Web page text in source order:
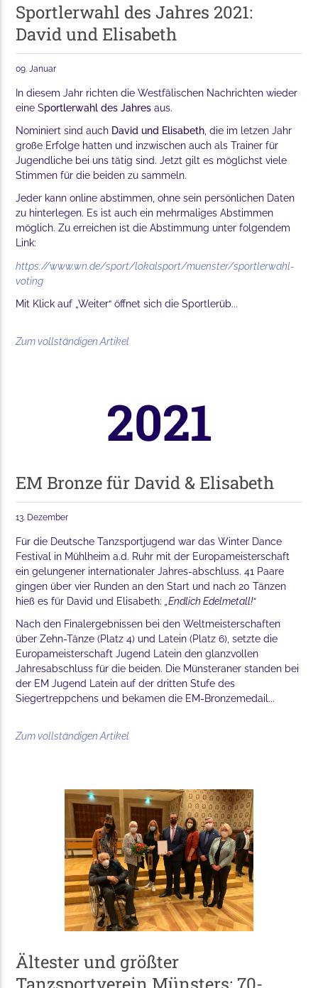
Sportlerwahl des Jahres 2021:
David und Elisabeth
09. Januar
In diesem Jahr richten die Westfälischen Nachrichten wieder
eine Sportlerwahl des Jahres aus.
Nominiert sind auch David und Elisabeth , die im letzen Jahr
große Erfolge hatten und inzwischen auch als Trainer für
Jugendliche bei uns tätig sind. Jetzt gilt es möglichst viele
Stimmen für die beiden zu sammeln.
Jeder kann online abstimmen, ohne sein persönlichen Daten
zu hinterlegen. Es ist auch ein mehrmaliges Abstimmen
möglich. Zu erreichen ist die Abstimmung unter folgendem
Link:
https://www.wn.de/sport/lokalsport/muenster/sportlerwahl-
voting
Mit Klick auf „Weiter“ öffnet sich die Sportlerüb...
Zum vollständigen Artikel
2021
EM Bronze für David & Elisabeth
13. Dezember
Für die Deutsche Tanzsportjugend war das Winter Dance
Festival in Mühlheim a.d. Ruhr mit der Europameisterschaft
ein gelungener internationaler Jahres-abschluss. 41 Paare
gingen über vier Runden an den Start und nach 20 Tänzen
hieß es für David und Elisabeth:
„Endlich Edelmetall!“
Nach den Finalergebnissen bei den Weltmeisterschaften
über Zehn-Tänze (Platz 4) und Latein (Platz 6), setzte die
Europameisterschaft Jugend Latein den glanzvollen
Jahresabschluss für die beiden. Die Münsteraner standen bei
der EM Jugend Latein auf der dritten Stufe des
Siegertreppchens und bekamen die EM-Bronzemedail...
Zum vollständigen Artikel
Ältester und größter